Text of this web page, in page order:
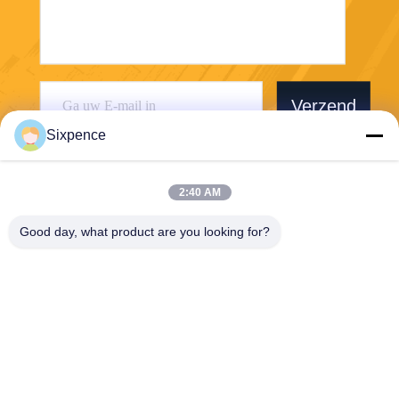
Verzend
Sixpence
2:40 AM
Good day, what product are you looking for?